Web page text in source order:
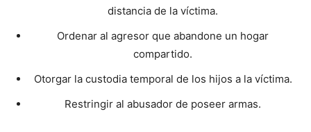
distancia de la víctima.
Ordenar al agresor que abandone un hogar
compartido.
Otorgar la custodia temporal de los hijos a la víctima.
Restringir al abusador de poseer armas.